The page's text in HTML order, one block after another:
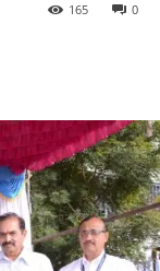
0
165